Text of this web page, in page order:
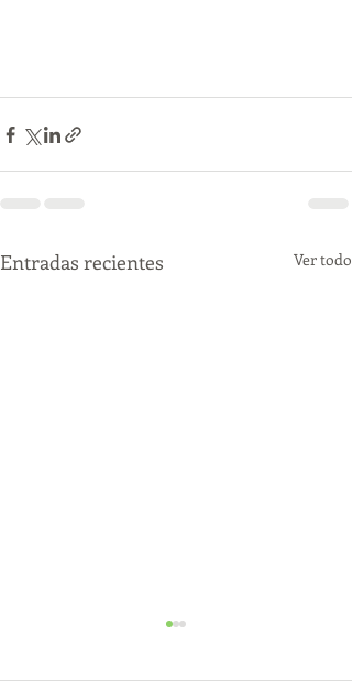
Entradas recientes Ver todo